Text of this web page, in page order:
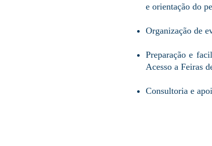
e orientação do
Organização de
Preparação e
Acesso a Feiras
Consultoria e